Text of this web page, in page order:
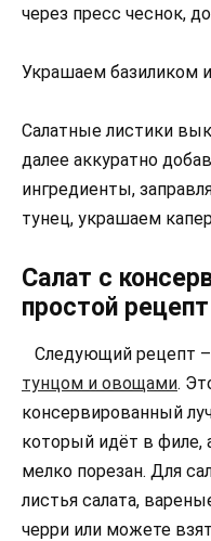
через пресс чеснок,
Украшаем базиликом
Салатные листики
далее аккуратно
ингредиенты,
тунец, украшаем
Салат с
простой
Следующий рецепт –
тунцом и овощами.
консервированный
который идёт в филе,
мелко порезан. Для
листья салата,
черри или можете